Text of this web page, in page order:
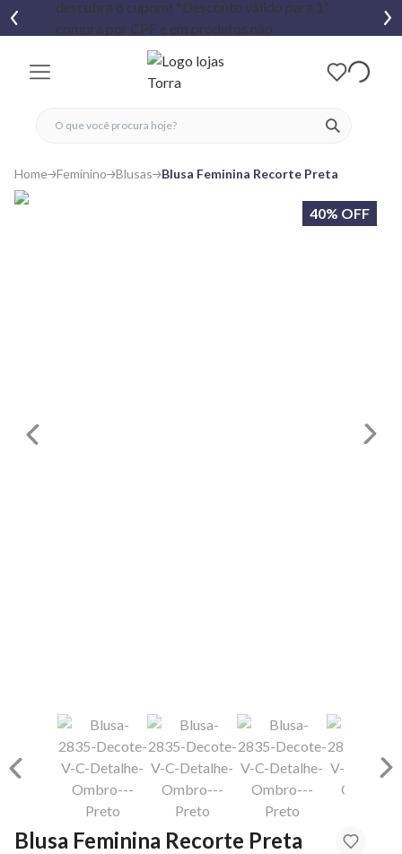
ver
fechar menu
fechar menu
favoritos
Home Feminino Blusas Blusa Feminina Recorte Preta
40% OFF
Blusa Feminina Recorte Preta